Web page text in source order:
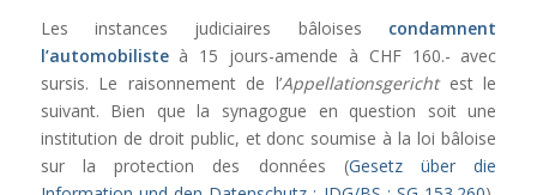
Les instances judiciaires bâloises condamnent
l’automobilisteà 15 jours-amende à CHF 160.- avec
sursis. Le raisonnement de l’Appellationsgerichtest le
suivant. Bien que la synagogue en question soit une
institution de droit public, et donc soumise à la loi bâloise
sur la protection des données (Gesetz über die